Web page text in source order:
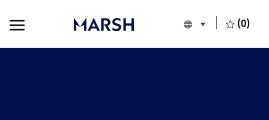
Language
European Union
(0)